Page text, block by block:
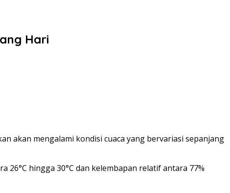
Hari
akan mengalami kondisi cuaca yang bervariasi sepanjang
26°C hingga 30°C dan kelembapan relatif antara 77%